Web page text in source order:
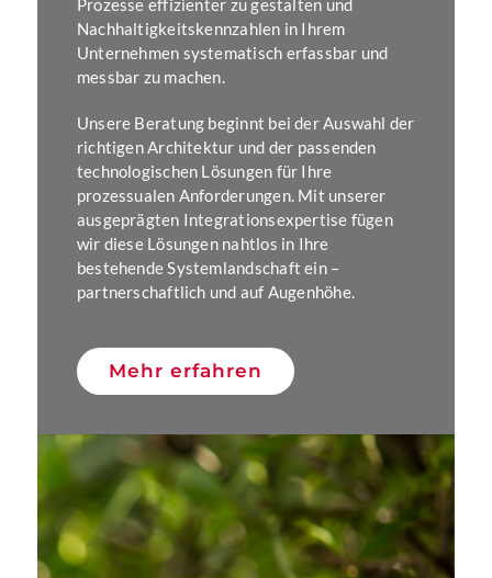
Prozesse effizienter zu gestalten und
Nachhaltigkeitskennzahlen in Ihrem
Unternehmen systematisch erfassbar und
messbar zu machen.
Unsere Beratung beginnt bei der Auswahl der
richtigen Architektur und der passenden
technologischen Lösungen für Ihre
prozessualen Anforderungen. Mit unserer
ausgeprägten Integrationsexpertise fügen
wir diese Lösungen nahtlos in Ihre
bestehende Systemlandschaft ein –
partnerschaftlich und auf Augenhöhe.
Mehr erfahren